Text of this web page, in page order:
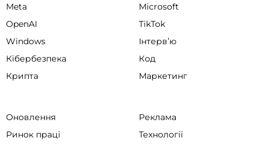
Meta
Microsoft
OpenAI
TikTok
Windows
Інтервʼю
Кібербезпека
Код
Крипта
Маркетинг
Оновлення
Реклама
Ринок праці
Технології